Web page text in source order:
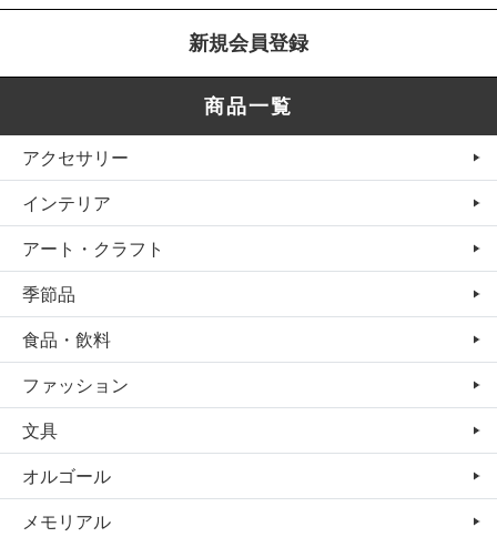
新規会員登録
商品一覧
アクセサリー
インテリア
アート・クラフト
季節品
食品・飲料
ファッション
文具
オルゴール
メモリアル